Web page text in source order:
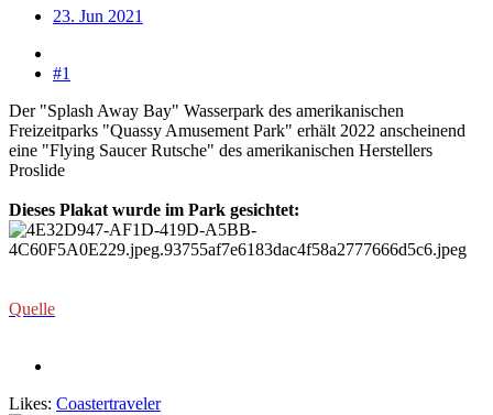
23. Jun 2021
#1
Der "Splash Away Bay" Wasserpark des amerikanischen
Freizeitparks "Quassy Amusement Park" erhält 2022 anscheinend
eine "Flying Saucer Rutsche" des amerikanischen Herstellers
Proslide
Dieses Plakat wurde im Park gesichtet:
Quelle
Likes: Coastertraveler